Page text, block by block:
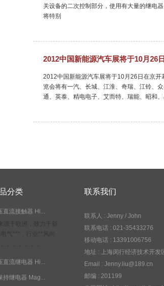
关设备的二次控制部分，使用有大量的继电
将特别
2012中国新能源汽车展将于10月26
2012中国新能源汽车展将于10月26日在京
览会将有一汽、长城、江淮、奇瑞、江铃、
通、英泰、精电电子、艾而特、瑞能、昭和
分类
直流接触器 Hi...
直流继电器 Hi...
持继电器 Mag...
联系我们
联系人 :Jenny / John
联系电话 :021-35433276
移动电话 : 13391006756
地址 :
上海闵行经济技术开发
Email :Jenny.liu@189.cn
邮编 :201199